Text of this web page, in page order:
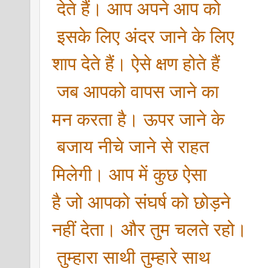
देते हैं। आप अपने आप को
इसके लिए अंदर जाने के लिए
शाप देते हैं। ऐसे क्षण होते हैं
जब आपको वापस जाने का
मन करता है। ऊपर जाने के
बजाय नीचे जाने से राहत
मिलेगी। आप में कुछ ऐसा
है जो आपको संघर्ष को छोड़ने
नहीं देता। और तुम चलते रहो।
तुम्हारा साथी तुम्हारे साथ